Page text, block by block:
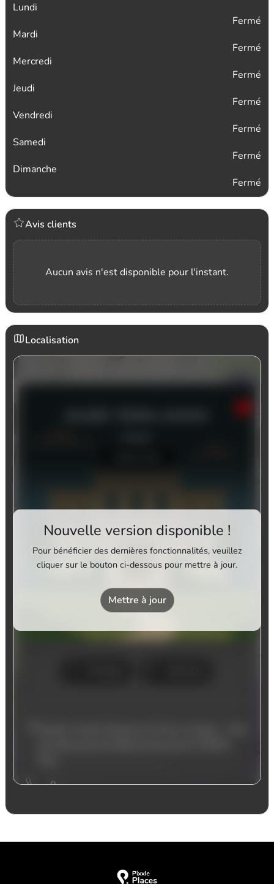
Lundi
Fermé
Mardi
Fermé
Mercredi
Fermé
Jeudi
Fermé
Vendredi
Fermé
Samedi
Fermé
Dimanche
Fermé
Avis clients
Aucun avis n'est disponible pour l'instant.
Localisation